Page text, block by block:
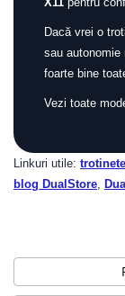
Dacă vrei o
sau autonomie
foarte bine
Vezi toate
Linkuri utile:
blog DualStore,